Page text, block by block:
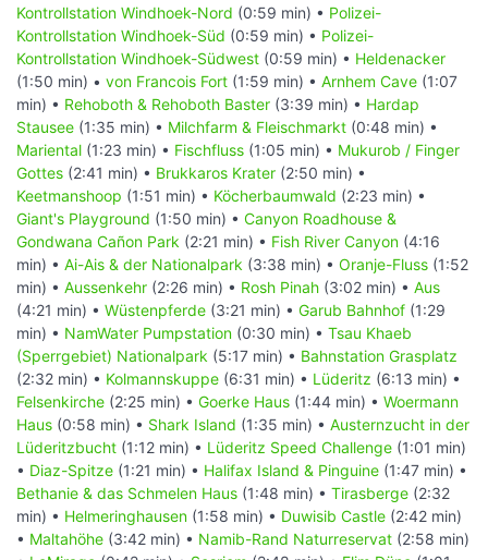
Kontrollstation Windhoek-Nord (0:59 min) • Polizei-
Kontrollstation Windhoek-Süd (0:59 min) • Polizei-
Kontrollstation Windhoek-Südwest (0:59 min) • Heldenacker
(1:50 min) • von Francois Fort (1:59 min) • Arnhem Cave (1:07
min) • Rehoboth & Rehoboth Baster (3:39 min) • Hardap
Stausee (1:35 min) • Milchfarm & Fleischmarkt (0:48 min) •
Mariental (1:23 min) • Fischfluss (1:05 min) • Mukurob / Finger
Gottes (2:41 min) • Brukkaros Krater (2:50 min) •
Keetmanshoop (1:51 min) • Köcherbaumwald (2:23 min) •
Giant's Playground (1:50 min) • Canyon Roadhouse &
Gondwana Cañon Park (2:21 min) • Fish River Canyon (4:16
min) • Ai-Ais & der Nationalpark (3:38 min) • Oranje-Fluss (1:52
min) • Aussenkehr (2:26 min) • Rosh Pinah (3:02 min) • Aus
(4:21 min) • Wüstenpferde (3:21 min) • Garub Bahnhof (1:29
min) • NamWater Pumpstation (0:30 min) • Tsau Khaeb
(Sperrgebiet) Nationalpark (5:17 min) • Bahnstation Grasplatz
(2:32 min) • Kolmannskuppe (6:31 min) • Lüderitz (6:13 min) •
Felsenkirche (2:25 min) • Goerke Haus (1:44 min) • Woermann
Haus (0:58 min) • Shark Island (1:35 min) • Austernzucht in der
Lüderitzbucht (1:12 min) • Lüderitz Speed Challenge (1:01 min)
• Diaz-Spitze (1:21 min) • Halifax Island & Pinguine (1:47 min) •
Bethanie & das Schmelen Haus (1:48 min) • Tirasberge (2:32
min) • Helmeringhausen (1:58 min) • Duwisib Castle (2:42 min)
• Maltahöhe (3:42 min) • Namib-Rand Naturreservat (2:58 min)